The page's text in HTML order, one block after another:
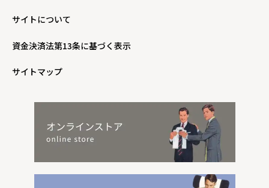
サイトについて
資金決済法第13条に基づく表示
サイトマップ